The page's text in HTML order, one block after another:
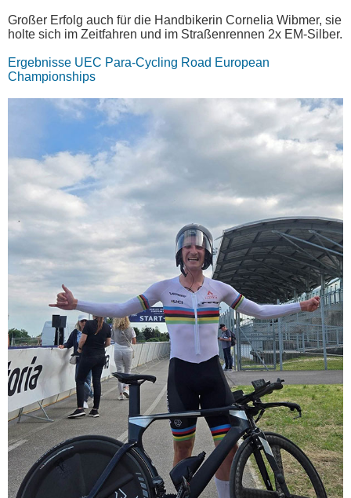
Großer Erfolg auch für die Handbikerin Cornelia Wibmer, sie
holte sich im Zeitfahren und im Straßenrennen 2x EM-Silber.
Ergebnisse UEC Para-Cycling Road European
Championships